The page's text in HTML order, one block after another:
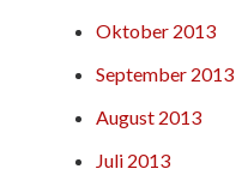
Oktober 2013
September 2013
August 2013
Juli 2013